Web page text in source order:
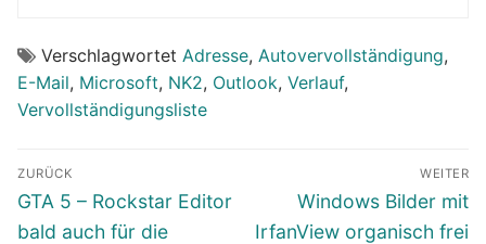
Verschlagwortet Adresse, Autovervollständigung,
E-Mail, Microsoft, NK2, Outlook, Verlauf,
Vervollständigungsliste
Beitragsnavigation
ZURÜCK
Vorheriger
Beitrag:
GTA 5 – Rockstar Editor
bald auch für die
WEITER
Nächster
Beitrag:
Windows Bilder mit
IrfanView organisch frei